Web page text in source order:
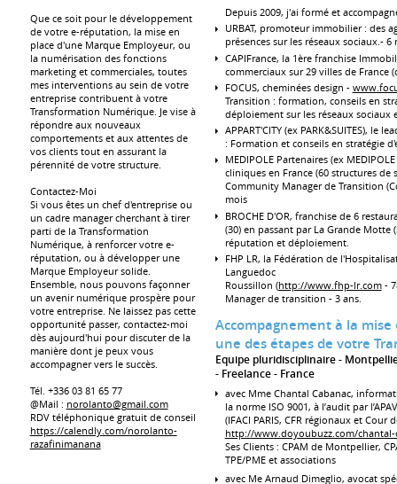
Que ce soit pour le développement
de votre e-réputation, la mise en
place d'une Marque Employeur, ou
la numérisation des fonctions
marketing et commerciales, toutes
mes interventions au sein de votre
entreprise contribuent à votre
Transformation Numérique. Je vise à
répondre aux nouveaux
comportements et aux attentes de
vos clients tout en assurant la
pérennité de votre structure.
Contactez-Moi
Si vous êtes un chef d'entreprise ou
un cadre manager cherchant à tirer
parti de la Transformation
Numérique, à renforcer votre e-
réputation, ou à développer une
Marque Employeur solide.
Ensemble, nous pouvons façonner
un avenir numérique prospère pour
votre entreprise. Ne laissez pas cette
opportunité passer, contactez-moi
dès aujourd'hui pour discuter de la
manière dont je peux vous
accompagner vers le succès.
Tél. +336 03 81 65 77
@Mail : norolanto@gmail.com
RDV téléphonique gratuit de conseil
https://calendly.com/norolanto-
razafinimanana
Depuis 2009, j'ai formé et
URBAT, promoteur immobilier : des
présences sur les réseaux sociaux.- 6
CAPIFrance, la 1ère franchise
commerciaux sur 29 villes de France
FOCUS, cheminées design -
Transition : formation, conseils en
déploiement sur les réseaux sociaux
APPART'CITY (ex PARK&SUITES), le
: Formation et conseils en stratégie
MEDIPOLE Partenaires (ex
cliniques en France (60 structures de
Community Manager de Transition
mois
BROCHE D'OR, franchise de 6
(30) en passant par La Grande Motte
réputation et déploiement.
FHP LR, la Fédération de
Languedoc
Roussillon (http://www.fhp-lr.com-
Manager de transition - 3 ans.
Accompagnement à la mise
une des étapes de votre
Equipe pluridisciplinaire -
Freelance
France
avec Mme Chantal Cabanac,
la norme ISO 9001, à l’audit par
(IFACI PARIS, CFR régionaux et
http://www.doyoubuzz.com/chantal-
Ses Clients : CPAM de Montpellier,
TPE/PME et associations
avec Me Arnaud Dimeglio, avocat